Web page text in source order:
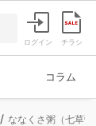
ログイン チラシ
コラム
ななくさ粥（七草粥